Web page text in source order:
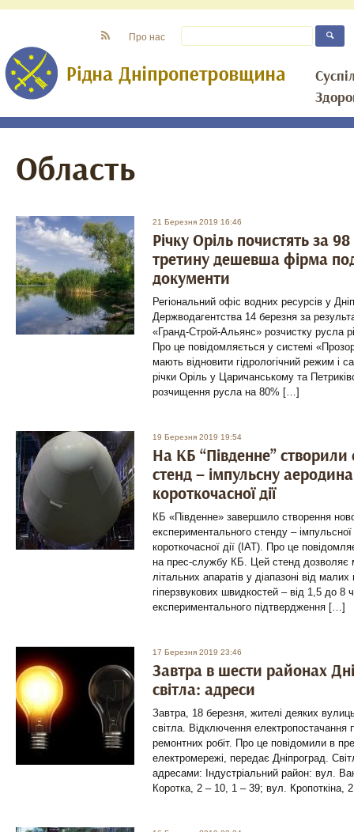
Про нас
Область
21 Березня 2019 16:46
Річку Оріль почистять за
третину дешевша фірма
документи
Регіональний офіс водних ресурсів у
Держводагентства 14 березня за
«Гранд-Строй-Альянс» розчистку русла
Про це повідомляється у системі
мають відновити гідрологічний режим і
річки Оріль у Царичанському та
розчищення русла на 80% […]
19 Березня 2019 19:54
На КБ “Південне” створили
стенд – імпульсну
короткочасної дії
КБ «Південне» завершило створення
експериментального стенду –
короткочасної дії (ІАТ). Про це
на прес-службу КБ. Цей стенд
літальних апаратів у діапазоні від
гіперзвукових швидкостей – від 1,5 до
експериментального підтвердження […]
17 Березня 2019 23:46
Завтра в шести районах
світла: адреси
Завтра, 18 березня, жителі деяких
світла. Відключення електропостачання
ремонтних робіт. Про це повідомили в
електромережі, передає Дніпроград.
адресами: Індустріальний район: вул.
Коротка, 2 – 10, 1 – 39; вул.